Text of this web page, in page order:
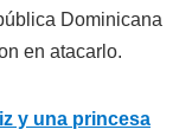
Dominicana
en atacarlo.
y una princesa